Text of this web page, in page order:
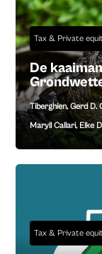
Tax & Private
De
Tiberghien,Gerd D.
Maryll Callari, Elke
Tax & Private